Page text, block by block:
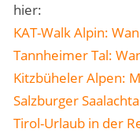
hier:
KAT-Walk Alpin:
Tannheimer Tal:
Kitzbüheler Alpen:
Salzburger
Tirol-Urlaub in der